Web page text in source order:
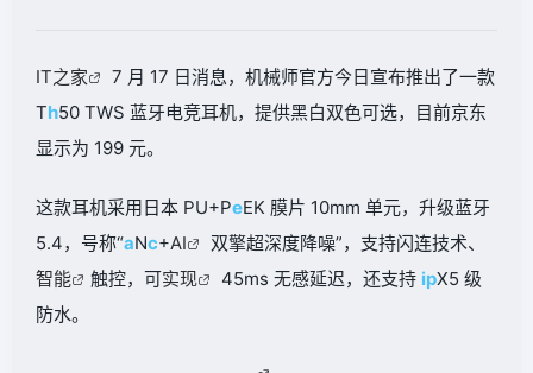
IT之家
7 月 17 日消息，机械师官方今日宣布推出了一款
Th50 TWS 蓝牙电竞耳机，提供黑白双色可选，目前京东
显示为 199 元。
这款耳机采用日本 PU+PeEK 膜片 10mm 单元，升级蓝牙
5.4，号称“aNc+AI
双擎超深度降噪”，支持闪连技术、
智能
触控，可实现 45ms 无感延迟，还支持 ipX5 级
防水。